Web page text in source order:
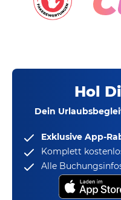
Hol
Dein
Exklusive App-
Komplett
Alle